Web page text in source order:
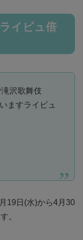
イビュ倍
沢歌舞伎
ますライビュ
19日(水)から4月30
。